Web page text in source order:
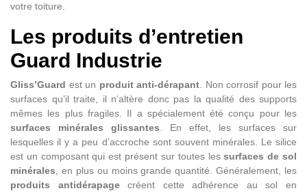
votre toiture.
Les produits d’entretien
Guard Industrie
Gliss’Guard est un produit anti-dérapant . Non corrosif pour les
surfaces qu’il traite, il n’altère donc pas la qualité des supports
mêmes les plus fragiles. Il a spécialement été conçu pour les
surfaces minérales glissantes . En effet, les surfaces sur
lesquelles il y a peu d’accroche sont souvent minérales. Le silice
est un composant qui est présent sur toutes lessurfaces de sol
minérales , en plus ou moins grande quantité. Généralement, les
produits antidérapagecréent cette adhérence au sol en